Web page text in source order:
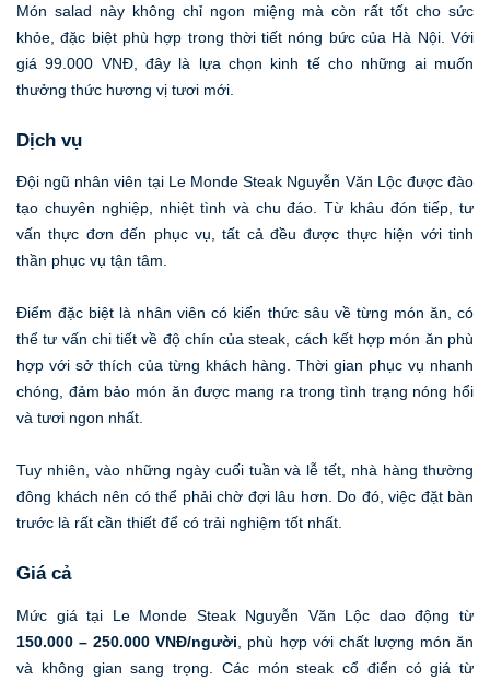
Món salad này không chỉ ngon miệng mà còn rất tốt cho sức
khỏe, đặc biệt phù hợp trong thời tiết nóng bức của Hà Nội. Với
giá 99.000 VNĐ, đây là lựa chọn kinh tế cho những ai muốn
thưởng thức hương vị tươi mới.
Dịch vụ
Đội ngũ nhân viên tại Le Monde Steak Nguyễn Văn Lộc được đào
tạo chuyên nghiệp, nhiệt tình và chu đáo. Từ khâu đón tiếp, tư
vấn thực đơn đến phục vụ, tất cả đều được thực hiện với tinh
thần phục vụ tận tâm.
Điểm đặc biệt là nhân viên có kiến thức sâu về từng món ăn, có
thể tư vấn chi tiết về độ chín của steak, cách kết hợp món ăn phù
hợp với sở thích của từng khách hàng. Thời gian phục vụ nhanh
chóng, đảm bảo món ăn được mang ra trong tình trạng nóng hổi
và tươi ngon nhất.
Tuy nhiên, vào những ngày cuối tuần và lễ tết, nhà hàng thường
đông khách nên có thể phải chờ đợi lâu hơn. Do đó, việc đặt bàn
trước là rất cần thiết để có trải nghiệm tốt nhất.
Giá cả
Mức giá tại Le Monde Steak Nguyễn Văn Lộc dao động từ
150.000 – 250.000 VNĐ/người , phù hợp với chất lượng món ăn
và không gian sang trọng. Các món steak cổ điển có giá từ